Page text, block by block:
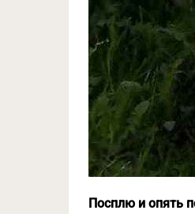
Посплю и опять